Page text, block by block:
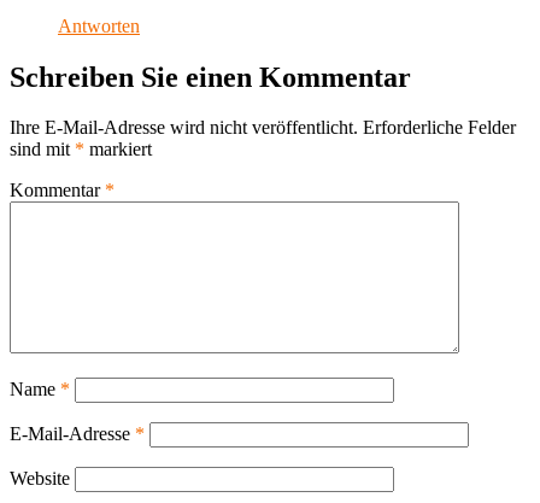
Antworten
Schreiben Sie einen Kommentar
Ihre E-Mail-Adresse wird nicht veröffentlicht. Erforderliche Felder
sind mit * markiert
Kommentar *
Name *
E-Mail-Adresse *
Website